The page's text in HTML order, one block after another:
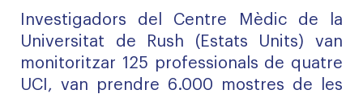
Investigadors del Centre Mèdic de la
Universitat de Rush (Estats Units) van
monitoritzar 125 professionals de quatre
UCI, van prendre 6.000 mostres de les